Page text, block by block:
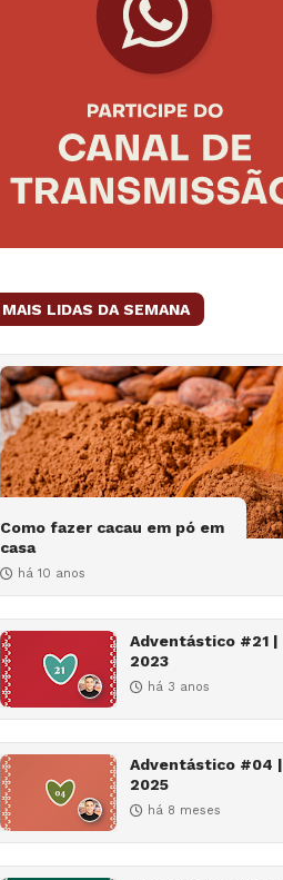
MAIS LIDAS DA SEMANA
Como fazer cacau em pó em
casa
há 10 anos
Adventástico #21 |
2023
há 3 anos
Adventástico #04 |
2025
há 8 meses